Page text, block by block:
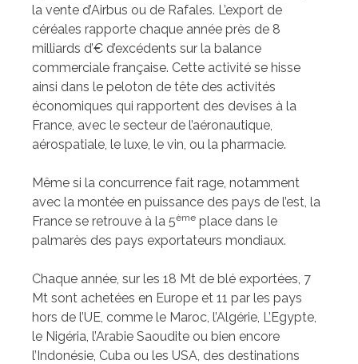
la vente d’Airbus ou de Rafales. L’export de
céréales rapporte chaque année près de 8
milliards d’€ d’excédents sur la balance
commerciale française. Cette activité se hisse
ainsi dans le peloton de tête des activités
économiques qui rapportent des devises à la
France, avec le secteur de l’aéronautique,
aérospatiale, le luxe, le vin, ou la pharmacie.
Même si la concurrence fait rage, notamment
avec la montée en puissance des pays de l’est, la
France se retrouve à la 5ème place dans le
palmarès des pays exportateurs mondiaux.
Chaque année, sur les 18 Mt de blé exportées, 7
Mt sont achetées en Europe et 11 par les pays
hors de l’UE, comme le Maroc, l’Algérie, L’Egypte,
le Nigéria, l’Arabie Saoudite ou bien encore
l’Indonésie, Cuba ou les USA, des destinations